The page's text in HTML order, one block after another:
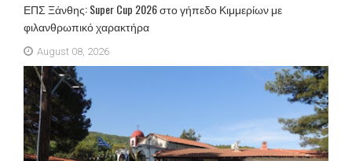
ΕΠΣ Ξάνθης: Super Cup 2026 στο γήπεδο Κιμμερίων με
φιλανθρωπικό χαρακτήρα
August 08, 2026